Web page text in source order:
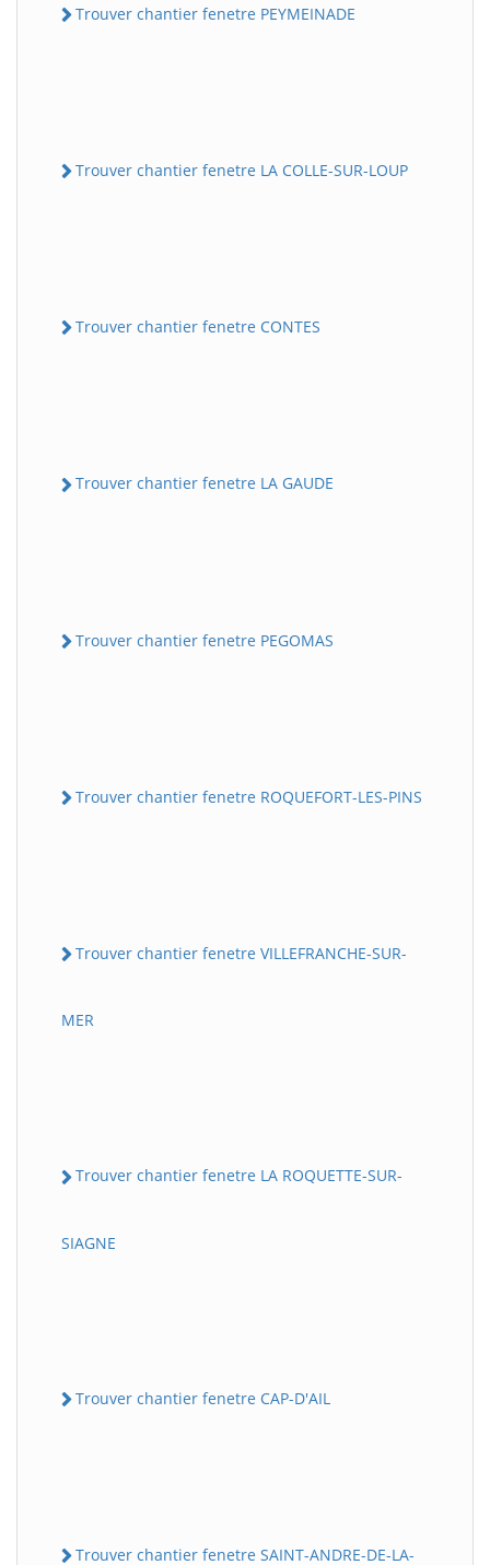
Trouver chantier fenetre PEYMEINADE
Trouver chantier fenetre LA COLLE-SUR-LOUP
Trouver chantier fenetre CONTES
Trouver chantier fenetre LA GAUDE
Trouver chantier fenetre PEGOMAS
Trouver chantier fenetre ROQUEFORT-LES-PINS
Trouver chantier fenetre VILLEFRANCHE-SUR-
MER
Trouver chantier fenetre LA ROQUETTE-SUR-
SIAGNE
Trouver chantier fenetre CAP-D'AIL
Trouver chantier fenetre SAINT-ANDRE-DE-LA-